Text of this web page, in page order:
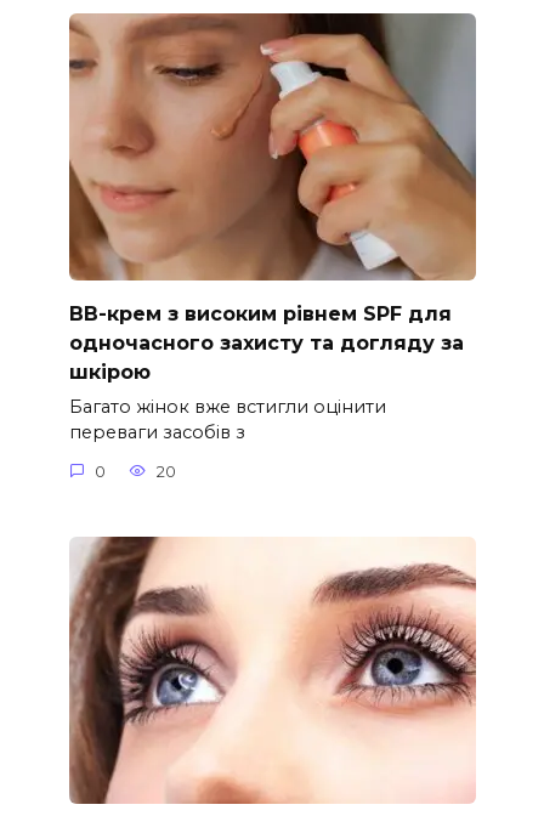
ВВ-крем з високим рівнем SPF для
одночасного захисту та догляду за
шкірою
Багато жінок вже встигли оцінити
переваги засобів з
0 20